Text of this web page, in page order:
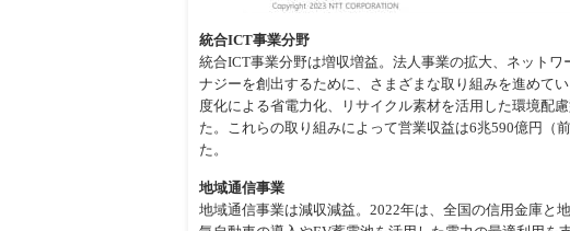
統合ICT事業分野
統合ICT事業分野は増収増益。法人事業の拡大、ネット
ナジーを創出するために、さまざまな取り組みを進めて
度化による省電力化、リサイクル素材を活用した環境配
た。これらの取り組みによって営業収益は6兆590億円（
た。
地域通信事業
地域通信事業は減収減益。2022年は、全国の信用金庫と